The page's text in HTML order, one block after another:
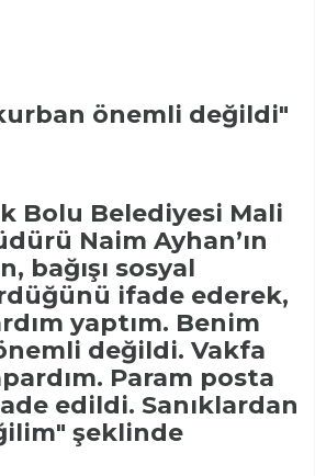
önemli değildi"
Bolu Belediyesi Mali
Naim Ayhan’ın
bağışı sosyal
ifade ederek,
yaptım. Benim
değildi. Vakfa
Param posta
edildi. Sanıklardan
şeklinde